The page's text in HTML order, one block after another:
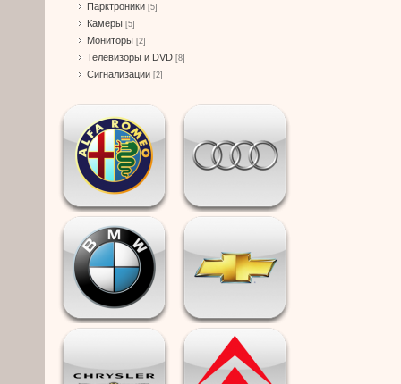
Парктроники [5]
Камеры [5]
Мониторы [2]
Телевизоры и DVD [8]
Сигнализации [2]